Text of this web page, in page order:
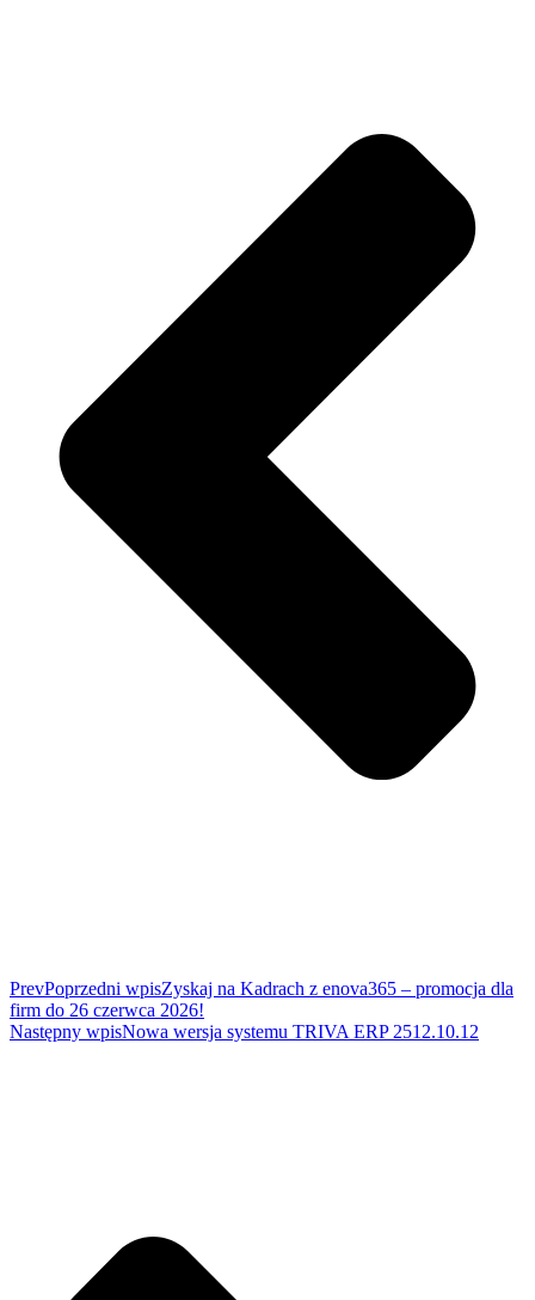
PrevPoprzedni wpisZyskaj na Kadrach z enova365 – promocja dla
firm do 26 czerwca 2026!
Następny wpisNowa wersja systemu TRIVA ERP 2512.10.12